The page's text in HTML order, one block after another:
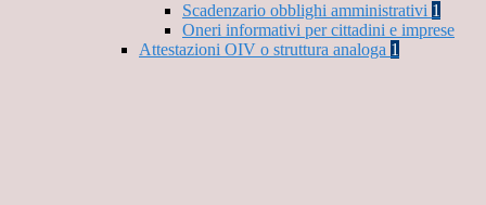
Scadenzario obblighi amministrativi 1
Oneri informativi per cittadini e imprese
Attestazioni OIV o struttura analoga 1